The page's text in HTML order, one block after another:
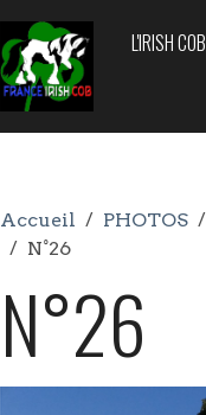
L'IRISH COB
Accueil PHOTOS
N°26
N°26